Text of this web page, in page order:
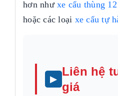
hơn như xe cẩu thùng
hoặc các loại xe cẩu tự
Liên hệ
giá